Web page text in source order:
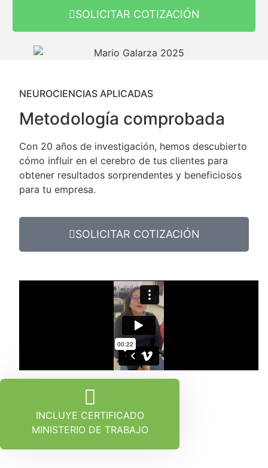
SOLICITAR COTIZACIÓN
NEUROCIENCIAS APLICADAS
Metodología comprobada
Con 20 años de investigación, hemos descubierto
cómo influir en el cerebro de tus clientes para
obtener resultados sorprendentes y beneficiosos
para tu empresa.
SOLICITAR COTIZACIÓN
INCLUYE CERTIFICADO
MINISTERIO DE TRABAJO